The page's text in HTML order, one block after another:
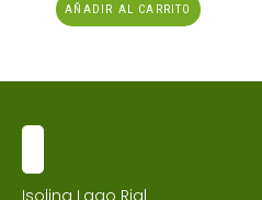
AÑADIR AL CARRITO
Isolina Lago Rial